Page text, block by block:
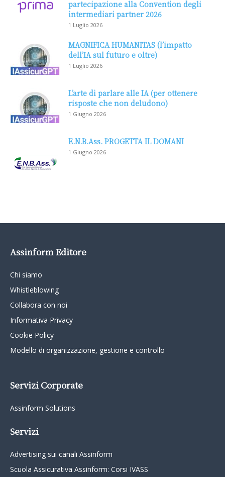
partecipazione alla Convention degli
intermediari partner 2026
1 Luglio 2026
MAGNIFICA HUMANITAS (l’impatto
dell’IA sul futuro e oltre)
1 Luglio 2026
L’arte di parlare alle IA (per ottenere
risposte che non deludono)
1 Giugno 2026
E.N.B.Ass. PROGETTA IL DOMANI
1 Giugno 2026
Assinform Editore
Chi siamo
Whistleblowing
Collabora con noi
Informativa Privacy
Cookie Policy
Modello di organizzazione, gestione e controllo
Servizi Corporate
Assinform Solutions
Servizi
Advertising sui canali Assinform
Scuola Assicurativa Assinform: Corsi IVASS